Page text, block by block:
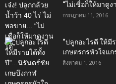
“ไม่เชื่อก็ให้มาดูง
กรกฎาคม 11, 2016
“ปลูกอะไรดี ให้มี
เกษตรกรหัวใจแ
สิงหาคม 1, 2016